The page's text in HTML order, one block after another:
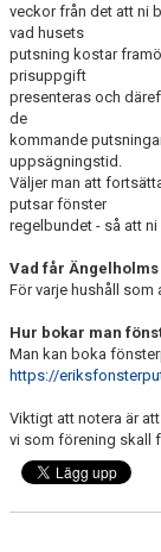
veckor från det att ni
vad husets
putsning kostar
prisuppgift
presenteras och
de
kommande
uppsägningstid.
Väljer man att
putsar fönster
regelbundet - så att
Vad får Ängelholms
För varje hushåll
Hur bokar man
Man kan boka
https://
Viktigt att notera är
vi som förening skall